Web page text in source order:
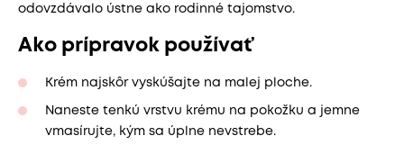
odovzdávalo ústne ako rodinné tajomstvo.
Ako prípravok používať
Krém najskôr vyskúšajte na malej ploche.
Naneste tenkú vrstvu krému na pokožku a jemne
vmasírujte, kým sa úplne nevstrebe.